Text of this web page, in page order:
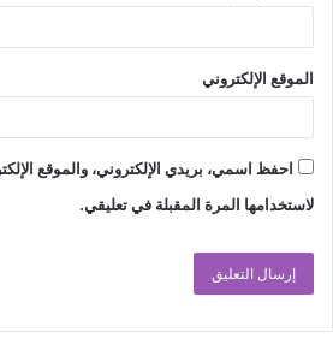
الموقع الإلكتروني
احفظ اسمي، بريدي الإلكتروني، والموقع
لاستخدامها المرة المقبلة في تعليقي.